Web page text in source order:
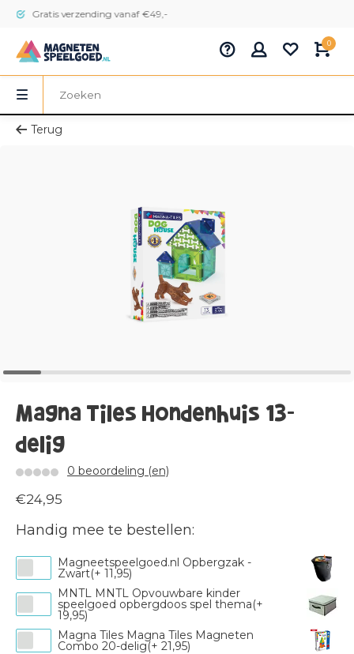
Gratis verzending vanaf €49,-
0
Terug
Magna Tiles Hondenhuis 13-
delig
0 beoordeling (en)
€24,95
Handig mee te bestellen:
Magneetspeelgoed.nl Opbergzak -
Zwart(+ 11,95)
MNTL MNTL Opvouwbare kinder
speelgoed opbergdoos spel thema(+
19,95)
Magna Tiles Magna Tiles Magneten
Combo 20-delig(+ 21,95)